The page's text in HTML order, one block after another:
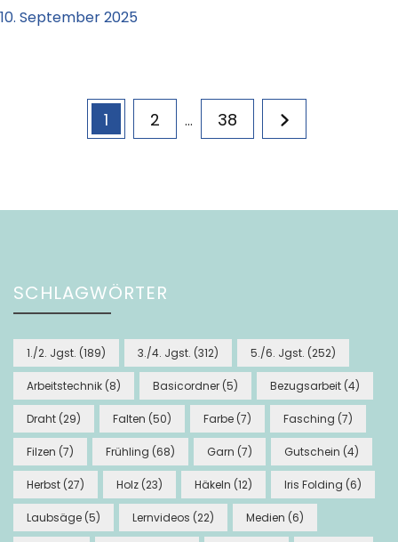
10. September 2025
Seitennummerierung
Page
1 Page
2 … Page
38
SCHLAGWÖRTER
1./2. Jgst. (189) 3./4. Jgst. (312) 5./6. Jgst. (252)
Arbeitstechnik (8) Basicordner (5) Bezugsarbeit (4)
Draht (29) Falten (50) Farbe (7) Fasching (7)
Filzen (7) Frühling (68) Garn (7) Gutschein (4)
Herbst (27) Holz (23) Häkeln (12) Iris Folding (6)
Laubsäge (5) Lernvideos (22) Medien (6)